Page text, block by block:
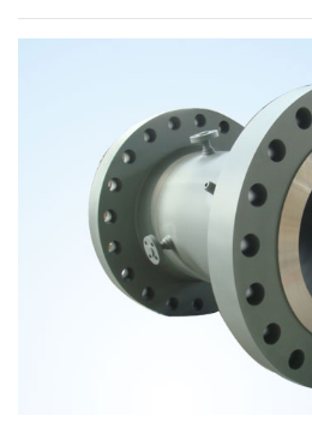
加入众立
中/EN